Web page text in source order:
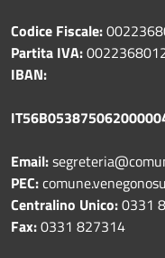
Codice Fiscale:
Partita IVA:
IBAN:
Email:
PEC:
Centralino Unico:0331
Fax:0331 827314